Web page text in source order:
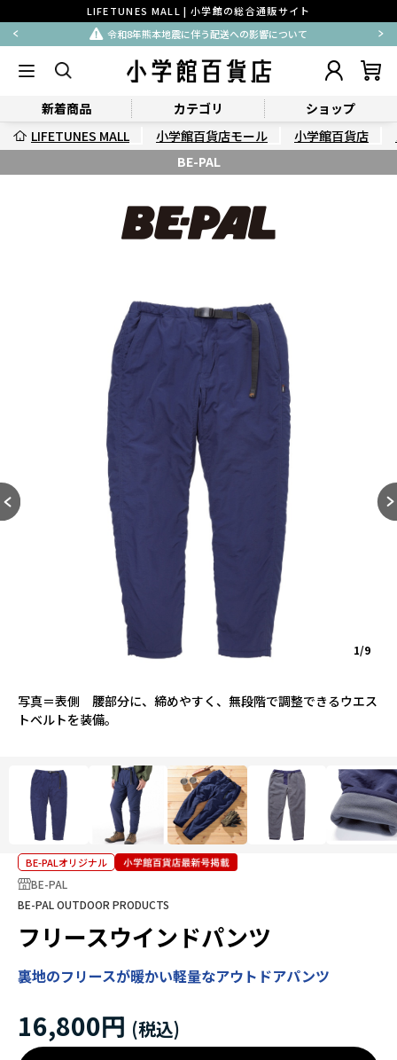
LIFETUNES MALL | 小学館の総合通販サイト
令和8年熊本地震に伴う配送への影響について
新着商品 カテゴリ
ショップ
LIFETUNES MALL
小学館百貨店モール 小学館百貨店
BE-PAL
写真＝表側 腰部分に、締めやすく、無段階で調整できるウエス
トベルトを装備。
1/9
BE-PALオリジナル
BE-PAL
BE-PAL OUTDOOR PRODUCTS
フリースウインドパンツ
裏地のフリースが暖かい軽量なアウトドアパンツ
16,800円